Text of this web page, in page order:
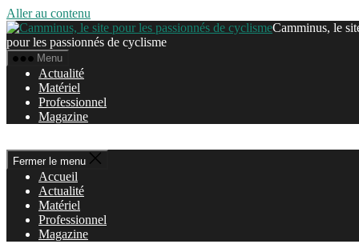
Aller au contenu
Camminus, le
pour les passionnés de cyclisme
Menu
Actualité
Matériel
Professionnel
Magazine
Fermer le menu
Accueil
Actualité
Matériel
Professionnel
Magazine